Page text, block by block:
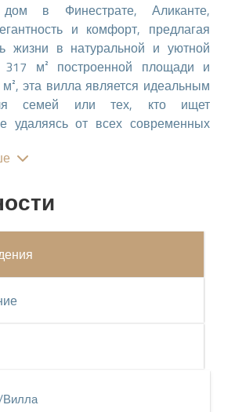
в Финестрате, Аликанте,
и комфорт, предлагая
жизни в натуральной и уютной
317 м² построенной площади и
эта вилла является идеальным
семей или тех, кто ищет
удаляясь от всех современных
4 просторные спальни и 4
обеспечивая щедрое
идеально как для повседневной
точкой, которая идеально